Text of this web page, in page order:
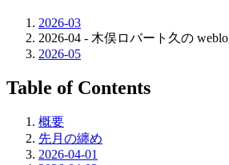
2026-03
2026-04 - 木俣ロバート久の
2026-05
Table of Contents
概要
先月の纏め
2026-04-01